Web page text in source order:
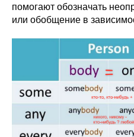
помогают обозначать
или обобщение в